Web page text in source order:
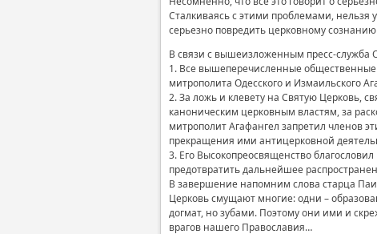
Сталкиваясь с этими проблемами, нельзя
серьезно повредить церковному
В связи с вышеизложенным пресс-служба
1. Все вышеперечисленные
митрополита Одесского и Измаильского
2. За ложь и клевету на Святую Церковь,
каноническим церковным властям, за
митрополит Агафангел запретил членов
прекращения ими антицерковной
3. Его Высокопреосвященство
предотвратить дальнейшее
В завершение напомним слова старца
Церковь смущают многие: одни –
догмат, но зубами. Поэтому они ими и
врагов нашего Православия…